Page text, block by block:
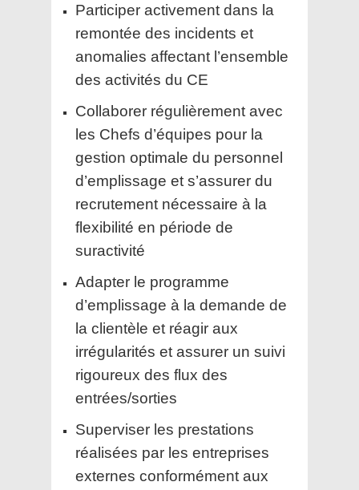
Participer activement dans la
remontée des incidents et
anomalies affectant l’ensemble
des activités du CE
Collaborer régulièrement avec
les Chefs d’équipes pour la
gestion optimale du personnel
d’emplissage et s’assurer du
recrutement nécessaire à la
flexibilité en période de
suractivité
Adapter le programme
d’emplissage à la demande de
la clientèle et réagir aux
irrégularités et assurer un suivi
rigoureux des flux des
entrées/sorties
Superviser les prestations
réalisées par les entreprises
externes conformément aux